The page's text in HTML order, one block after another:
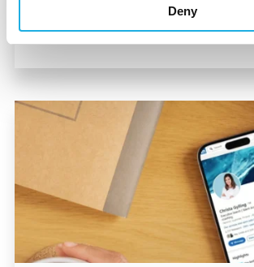
Deny
ihmiset, jotka eivät täytä paikkaa
muuttavat...